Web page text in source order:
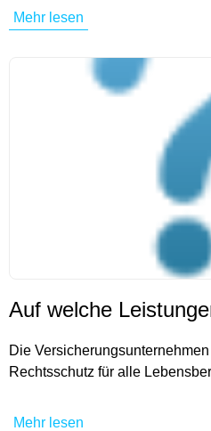
Mehr lesen
Auf welche
Die
Rechtsschutz für alle
Mehr lesen